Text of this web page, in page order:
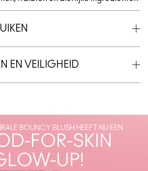
EN VEILIGHEID
BOUNCY BLUSH HEEFT NU EEN
FOR-SKIN
UP!